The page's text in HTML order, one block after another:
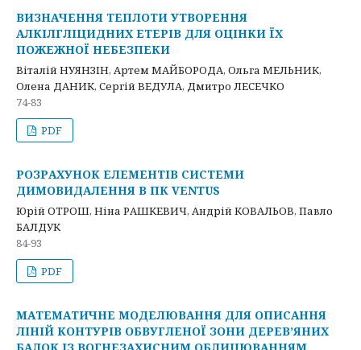
ВИЗНАЧЕННЯ ТЕПЛОТИ УТВОРЕННЯ
АЛКІЛГЛІЦИДНИХ ЕТЕРІВ ДЛЯ ОЦІНКИ ЇХ
ПОЖЕЖНОЇ НЕБЕЗПЕКИ
Віталій НУЯНЗІН, Артем МАЙБОРОДА, Ольга МЕЛЬНИК,
Олена ДАНИК, Сергій ВЕДУЛА, Дмитро ЛЕСЕЧКО
74-83
PDF
РОЗРАХУНОК ЕЛЕМЕНТІВ СИСТЕМИ
ДИМОВИДАЛЕННЯ В ПК VENTUS
Юрій ОТРОШ, Ніна РАШКЕВИЧ, Андрій КОВАЛЬОВ, Павло
БАЛДУК
84-93
PDF
МАТЕМАТИЧНЕ МОДЕЛЮВАННЯ ДЛЯ ОПИСАННЯ
ЛІНІЙ КОНТУРІВ ОБВУГЛЕНОЇ ЗОНИ ДЕРЕВ’ЯНИХ